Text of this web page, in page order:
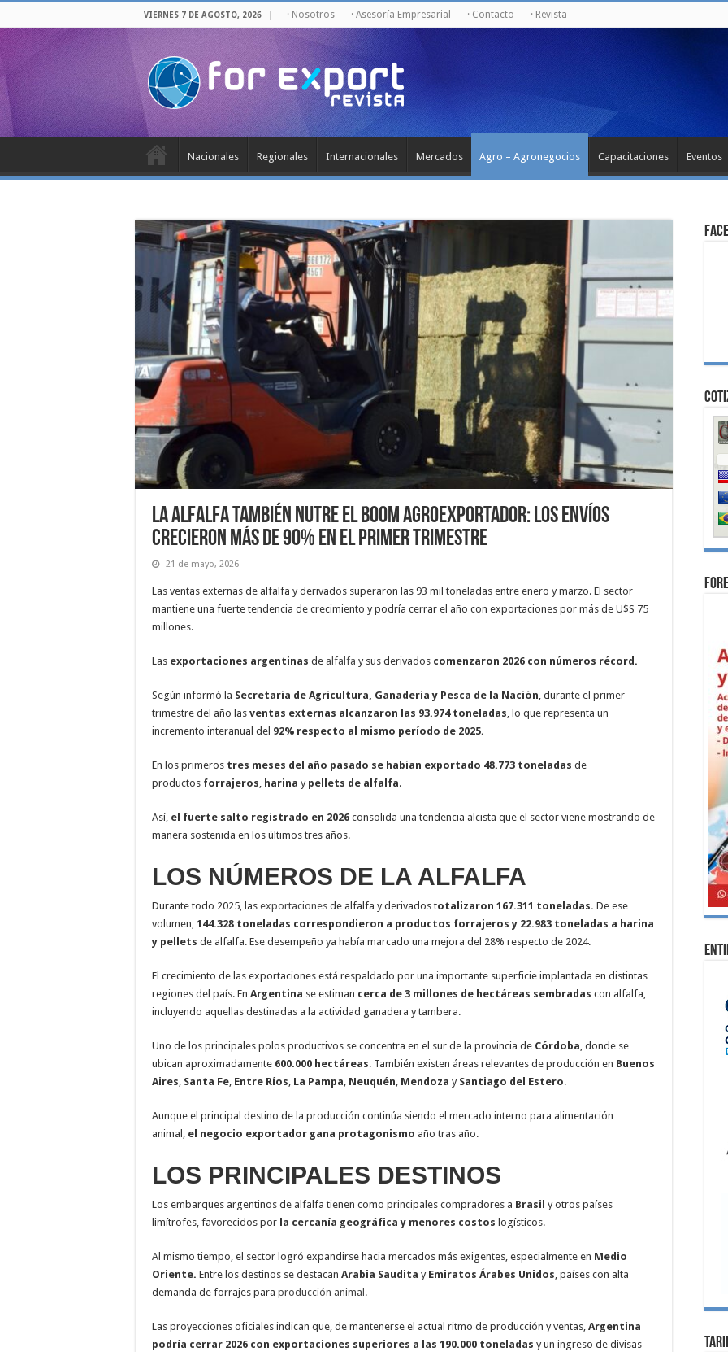
VIERNES 7 DE AGOSTO, 2026 · Nosotros · Asesoría Empresarial · Contacto · Revista
Nacionales Regionales Internacionales Mercados Agro – Agronegocios Capacitaciones Eventos
La alfalfa también nutre el boom agroexportador: los envíos
crecieron más de 90% en el primer trimestre
21 de mayo, 2026
Las ventas externas de alfalfa y derivados superaron las 93 mil toneladas entre enero y marzo. El sector
mantiene una fuerte tendencia de crecimiento y podría cerrar el año con exportaciones por más de U$S 75
millones.
Las exportaciones argentinas de alfalfa y sus derivados comenzaron 2026 con números récord.
Según informó la Secretaría de Agricultura, Ganadería y Pesca de la Nación, durante el primer
trimestre del año las ventas externas alcanzaron las 93.974 toneladas, lo que representa un
incremento interanual del 92% respecto al mismo período de 2025.
En los primeros tres meses del año pasado se habían exportado 48.773 toneladas de
productos forrajeros, harina y pellets de alfalfa.
Así, el fuerte salto registrado en 2026 consolida una tendencia alcista que el sector viene mostrando de
manera sostenida en los últimos tres años.
LOS NÚMEROS DE LA ALFALFA
Durante todo 2025, las exportaciones de alfalfa y derivados totalizaron 167.311 toneladas. De ese
volumen, 144.328 toneladas correspondieron a productos forrajeros y 22.983 toneladas a harina
y pellets de alfalfa. Ese desempeño ya había marcado una mejora del 28% respecto de 2024.
El crecimiento de las exportaciones está respaldado por una importante superficie implantada en distintas
regiones del país. En Argentina se estiman cerca de 3 millones de hectáreas sembradas con alfalfa,
incluyendo aquellas destinadas a la actividad ganadera y tambera.
Uno de los principales polos productivos se concentra en el sur de la provincia de Córdoba, donde se
ubican aproximadamente 600.000 hectáreas. También existen áreas relevantes de producción en Buenos
Aires, Santa Fe, Entre Ríos, La Pampa, Neuquén, Mendoza y Santiago del Estero.
Aunque el principal destino de la producción continúa siendo el mercado interno para alimentación
animal, el negocio exportador gana protagonismo año tras año.
LOS PRINCIPALES DESTINOS
Los embarques argentinos de alfalfa tienen como principales compradores a Brasil y otros países
limítrofes, favorecidos por la cercanía geográfica y menores costos logísticos.
Al mismo tiempo, el sector logró expandirse hacia mercados más exigentes, especialmente en Medio
Oriente. Entre los destinos se destacan Arabia Saudita y Emiratos Árabes Unidos, países con alta
demanda de forrajes para producción animal .
Las proyecciones oficiales indican que, de mantenerse el actual ritmo de producción y ventas, Argentina
podría cerrar 2026 con exportaciones superiores a las 190.000 toneladas y un ingreso de divisas